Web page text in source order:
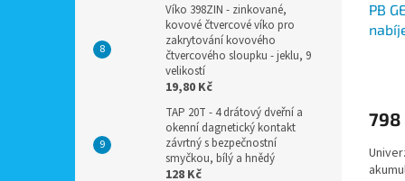
Víko 398ZIN - zinkované,
kovové čtvercové víko pro
zakrytování kovového
čtvercového sloupku - jeklu, 9
velikostí
19,80 Kč
TAP 20T - 4 drátový dveřní a
okenní dagnetický kontakt
závrtný s bezpečnostní
smyčkou, bílý a hnědý
128 Kč
PB
798